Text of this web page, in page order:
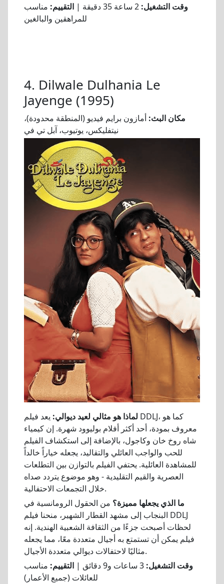
وقت التشغيل:
التقييم: مناسب
للمراهقين والبالغين
4. Dilwale Dulhania Le
Jayenge (1995)
مكان البث: أمازون برايم فيديو (المنطقة محدودة)،
نيتفليكس، يوتيوب، آبل تي في
لماذا هو مثالي لعيد ديوالي: يعد فيلم DDLJ، كما هو
معروف بمودة، أحد أكثر أفلام بوليوود شهرة. إن كيمياء
شاه روخ خان وكاجول، بالإضافة إلى استكشاف الفيلم
للحب والواجب العائلي والتقاليد، يجعله خياراً خالداً
للمشاهدة العائلية. يحتفي الفيلم بالتوازن بين التطلعات
العصرية والقيم التقليدية - وهو موضوع يتردد صداه
خلال التجمعات الاحتفالية.
ما الذي يجعلها مميزة؟ من الحقول الرومانسية في
البنجاب إلى مشهد القطار الشهير، منحنا فيلم DDLJ
لحظات أصبحت جزءًا من الثقافة الشعبية الهندية. إنه
فيلم يمكن أن تستمتع به أجيال متعددة معًا، مما يجعله
مثاليًا لاحتفالات ديوالي متعددة الأجيال.
وقت التشغيل:
التقييم: مناسب
للعائلات (جميع الأعمار)